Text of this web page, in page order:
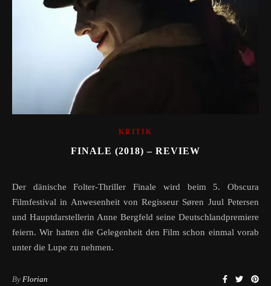
KRITIK
FINALE (2018) – REVIEW
Der dänische Folter-Thriller Finale wird beim 5. Obscura
Filmfestival in Anwesenheit von Regisseur Søren Juul Petersen
und Hauptdarstellerin Anne Bergfeld seine Deutschlandpremiere
feiern. Wir hatten die Gelegenheit den Film schon einmal vorab
unter die Lupe zu nehmen.
By Florian